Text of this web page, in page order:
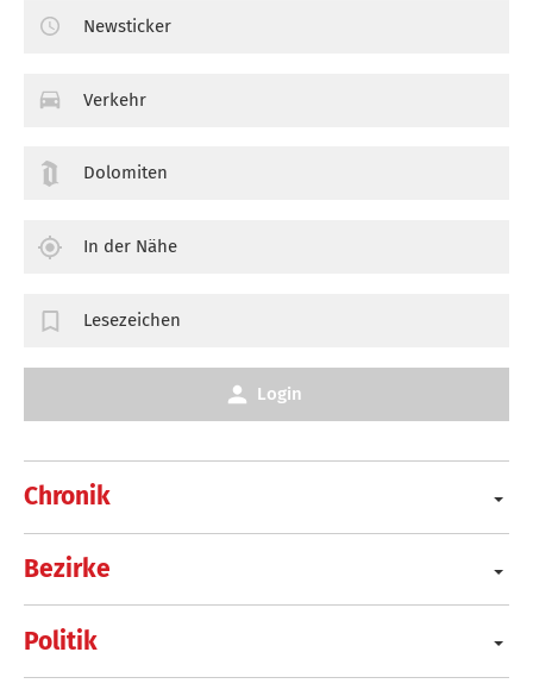
Chronik
Bezirke
Politik
Newsticker
Verkehr
Dolomiten
In der Nähe
Lesezeichen
Login